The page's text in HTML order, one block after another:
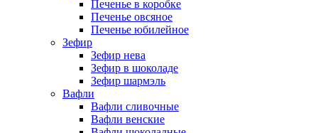
Печенье в коробке
Печенье овсяное
Печенье юбилейное
Зефир
Зефир нева
Зефир в шоколаде
Зефир шармэль
Вафли
Вафли сливочные
Вафли венские